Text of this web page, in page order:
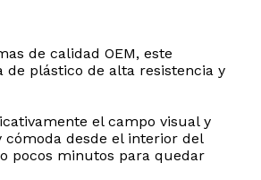
de calidad OEM, este
plástico de alta resistencia y
el campo visual y
desde el interior del
pocos minutos para quedar